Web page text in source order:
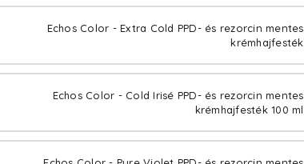
Echos Color - Extra Cold PPD- és rezorcin mentes
krémhajfesték
Echos Color - Cold Irisé PPD- és rezorcin mentes
krémhajfesték 100 ml